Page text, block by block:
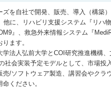
を自社で開発、販売、導入（構築
に、リハビリ支援システム『リハ
』、救急外来情報システム『
ます。
法人弘前大学とCOI研究推進機構
会実装予定モデルとして、市場投
/ソフトウェア製造、講習会やクラ
ください。